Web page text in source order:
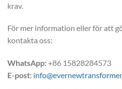
krav.
För mer information eller för att
kontakta oss:
WhatsApp:+86 15828284573
E-post: